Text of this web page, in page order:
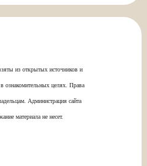
из открытых источников и
ознакомительных целях. Права
Администрация сайта
материала не несет.